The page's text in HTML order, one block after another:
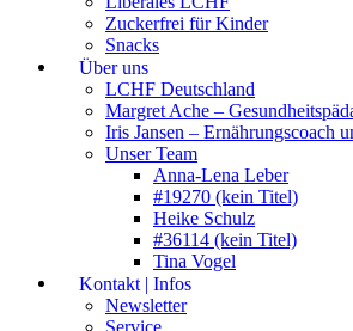
Zuckerfrei für Kinder
Snacks
Über uns
LCHF Deutschland
Margret Ache –
Iris Jansen – Ernährungscoach
Unser Team
Anna-Lena Leber
#19270 (kein Titel)
Heike Schulz
#36114 (kein Titel)
Tina Vogel
Kontakt | Infos
Newsletter